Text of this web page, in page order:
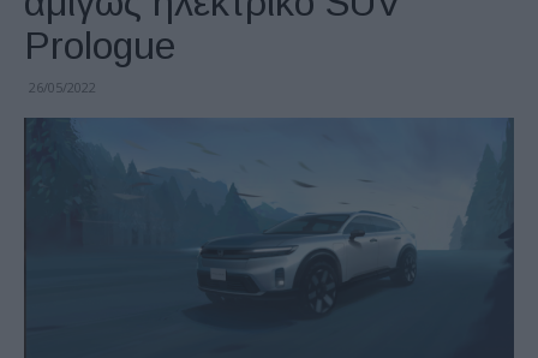
Prologue
26/05/2022